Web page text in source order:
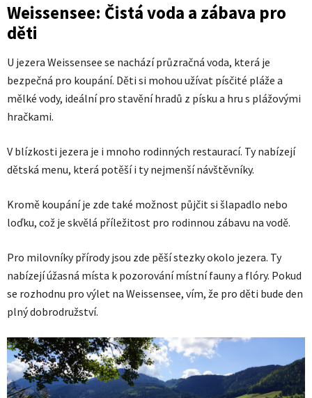
Weissensee: Čistá voda a zábava pro
děti
U jezera Weissensee se nachází průzračná voda, která je
bezpečná pro koupání. Děti si mohou užívat písčité pláže a
mělké vody, ideální pro stavění hradů z písku a hru s plážovými
hračkami.
V blízkosti jezera je i mnoho rodinných restaurací. Ty nabízejí
dětská menu, která potěší i ty nejmenší návštěvníky.
Kromě koupání je zde také možnost půjčit si šlapadlo nebo
loďku, což je skvělá příležitost pro rodinnou zábavu na vodě.
Pro milovníky přírody jsou zde pěší stezky okolo jezera. Ty
nabízejí úžasná místa k pozorování místní fauny a flóry. Pokud
se rozhodnu pro výlet na Weissensee, vím, že pro děti bude den
plný dobrodružství.